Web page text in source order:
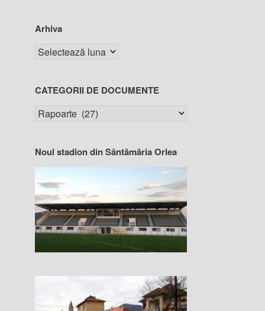
Arhiva
CATEGORII DE DOCUMENTE
Noul stadion din Sântămăria Orlea